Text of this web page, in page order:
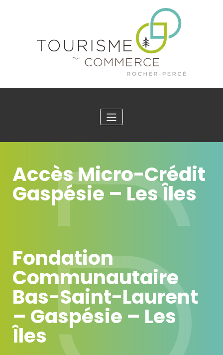
Accès Micro-Crédit
Gaspésie – Les Îles
Fondation
Communautaire
Bas-Saint-Laurent
– Gaspésie – Les
Îles